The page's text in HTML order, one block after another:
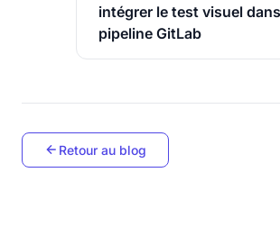
intégrer le test visuel
pipeline GitLab
Retour au blog